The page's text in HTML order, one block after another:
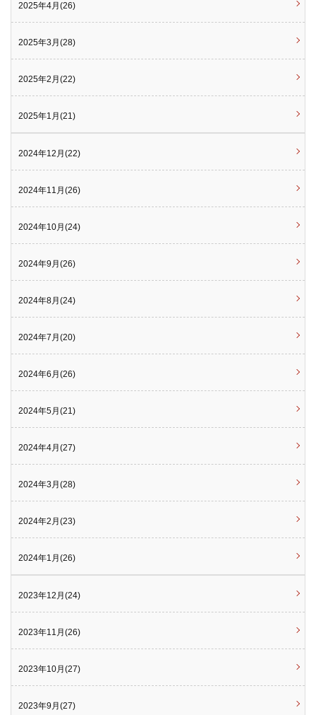
2025年4月(26)
2025年3月(28)
2025年2月(22)
2025年1月(21)
2024年12月(22)
2024年11月(26)
2024年10月(24)
2024年9月(26)
2024年8月(24)
2024年7月(20)
2024年6月(26)
2024年5月(21)
2024年4月(27)
2024年3月(28)
2024年2月(23)
2024年1月(26)
2023年12月(24)
2023年11月(26)
2023年10月(27)
2023年9月(27)